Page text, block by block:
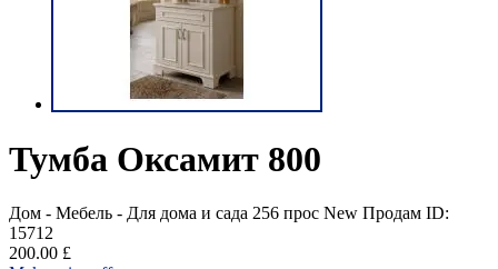
Тумба Оксамит 800
Дом - Мебель - Для дома и сада 256 прос New Продам ID:
15712
200.00 £